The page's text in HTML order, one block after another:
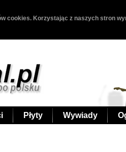
cookies. Korzystając z naszych stron
Płyty Wywiady